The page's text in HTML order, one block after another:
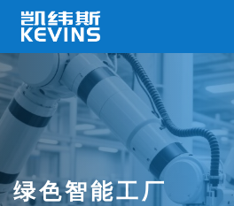
绿色智能工厂